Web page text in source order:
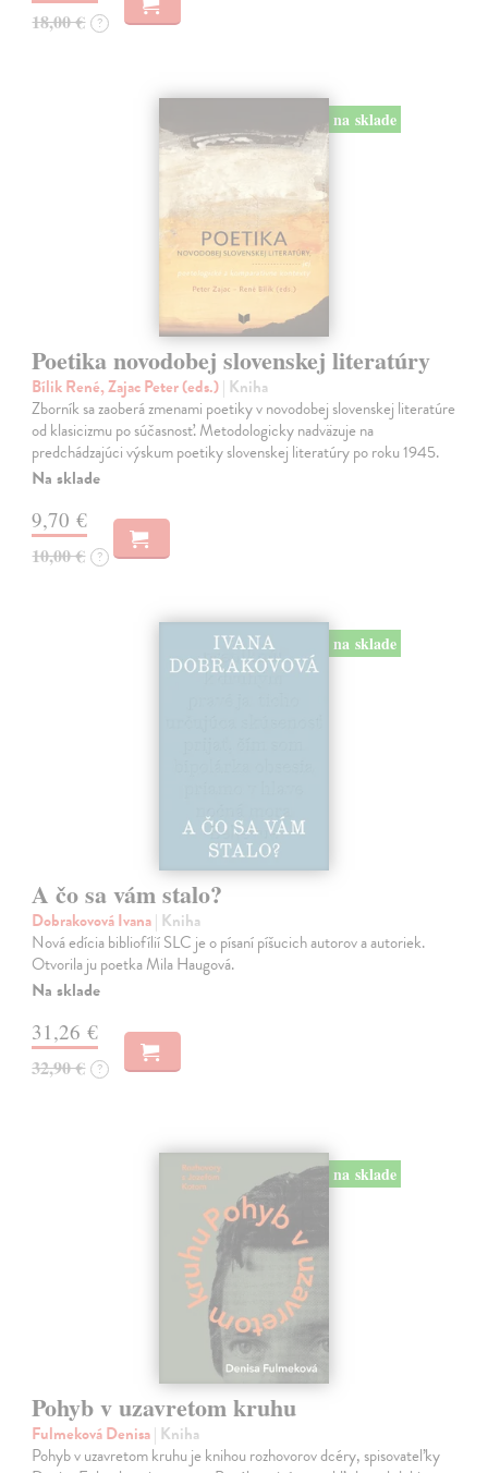
18,00 € ?
na sklade
Poetika novodobej slovenskej literatúry
Bílik René, Zajac Peter (eds.)| Kniha
Zborník sa zaoberá zmenami poetiky v novodobej slovenskej literatúre
od klasicizmu po súčasnosť. Metodologicky nadväzuje na
predchádzajúci výskum poetiky slovenskej literatúry po roku 1945.
Na sklade
9,70 €
10,00 € ?
na sklade
A čo sa vám stalo?
Dobrakovová Ivana| Kniha
Nová edícia bibliofílií SLC je o písaní píšucich autorov a autoriek.
Otvorila ju poetka Mila Haugová.
Na sklade
31,26 €
32,90 € ?
na sklade
Pohyb v uzavretom kruhu
Fulmeková Denisa| Kniha
Pohyb v uzavretom kruhu je knihou rozhovorov dcéry, spisovateľky